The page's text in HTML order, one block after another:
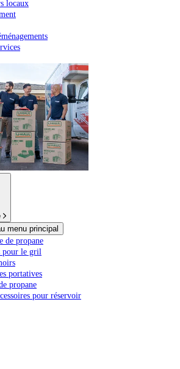
locaux
menu principal
de propane
pour le gril
portatives
propane
pour réservoir